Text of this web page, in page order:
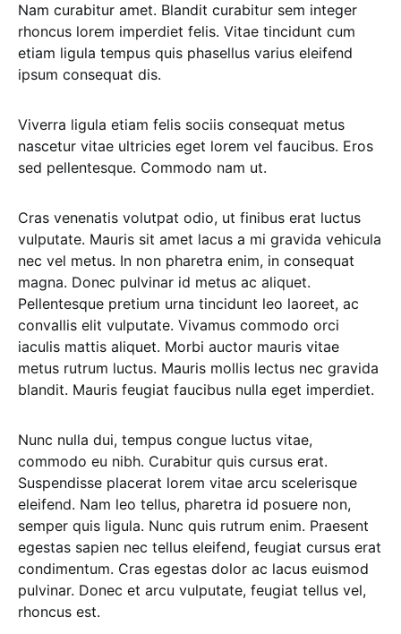
Nam curabitur amet. Blandit curabitur sem integer
rhoncus lorem imperdiet felis. Vitae tincidunt cum
etiam ligula tempus quis phasellus varius eleifend
ipsum consequat dis.
Viverra ligula etiam felis sociis consequat metus
nascetur vitae ultricies eget lorem vel faucibus. Eros
sed pellentesque. Commodo nam ut.
Cras venenatis volutpat odio, ut finibus erat luctus
vulputate. Mauris sit amet lacus a mi gravida vehicula
nec vel metus. In non pharetra enim, in consequat
magna. Donec pulvinar id metus ac aliquet.
Pellentesque pretium urna tincidunt leo laoreet, ac
convallis elit vulputate. Vivamus commodo orci
iaculis mattis aliquet. Morbi auctor mauris vitae
metus rutrum luctus. Mauris mollis lectus nec gravida
blandit. Mauris feugiat faucibus nulla eget imperdiet.
Nunc nulla dui, tempus congue luctus vitae,
commodo eu nibh. Curabitur quis cursus erat.
Suspendisse placerat lorem vitae arcu scelerisque
eleifend. Nam leo tellus, pharetra id posuere non,
semper quis ligula. Nunc quis rutrum enim. Praesent
egestas sapien nec tellus eleifend, feugiat cursus erat
condimentum. Cras egestas dolor ac lacus euismod
pulvinar. Donec et arcu vulputate, feugiat tellus vel,
rhoncus est.